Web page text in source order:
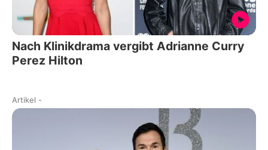
Nach Klinikdrama vergibt Adrianne Curry
Perez Hilton
Artikel -